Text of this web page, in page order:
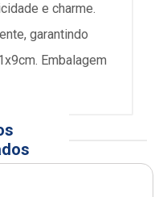
e charme.
garantindo
Embalagem